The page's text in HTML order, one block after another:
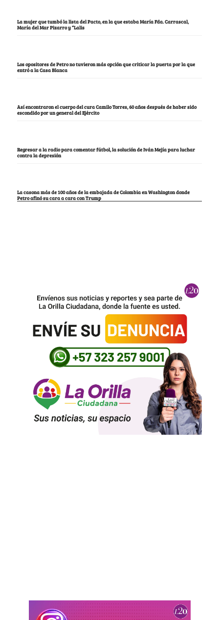
La mujer que tumbó la lista del Pacto, en la que estaba María Fda. Carrascal,
María del Mar Pizarro y “Lalis
Los opositores de Petro no tuvieron más opción que criticar la puerta por la que
entró a la Casa Blanca
Así encontraron el cuerpo del cura Camilo Torres, 60 años después de haber sido
escondido por un general del Ejército
Regresar a la radio para comentar fútbol, la solución de Iván Mejía para luchar
contra la depresión
La casona más de 100 años de la embajada de Colombia en Washington donde
Petro afinó su cara a cara con Trump